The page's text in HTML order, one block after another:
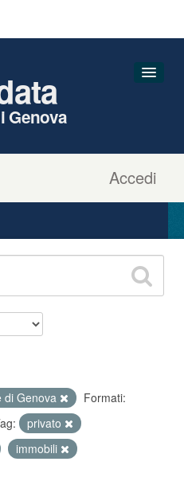
Accedi
Genova
di Genova
Formati:
privato
immobili